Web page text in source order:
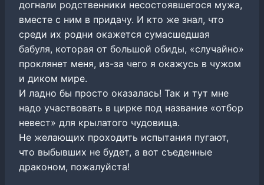
догнали родственники несостоявшегося мужа,
вместе с ним в придачу. И кто же знал, что
среди их родни окажется сумасшедшая
бабуля, которая от большой обиды, «случайно»
проклянет меня, из-за чего я окажусь в чужом
и диком мире.
И ладно бы просто оказалась! Так и тут мне
надо участвовать в цирке под название «отбор
невест» для крылатого чудовища.
Не желающих проходить испытания пугают,
что выбывших не будет, а вот съеденные
драконом, пожалуйста!